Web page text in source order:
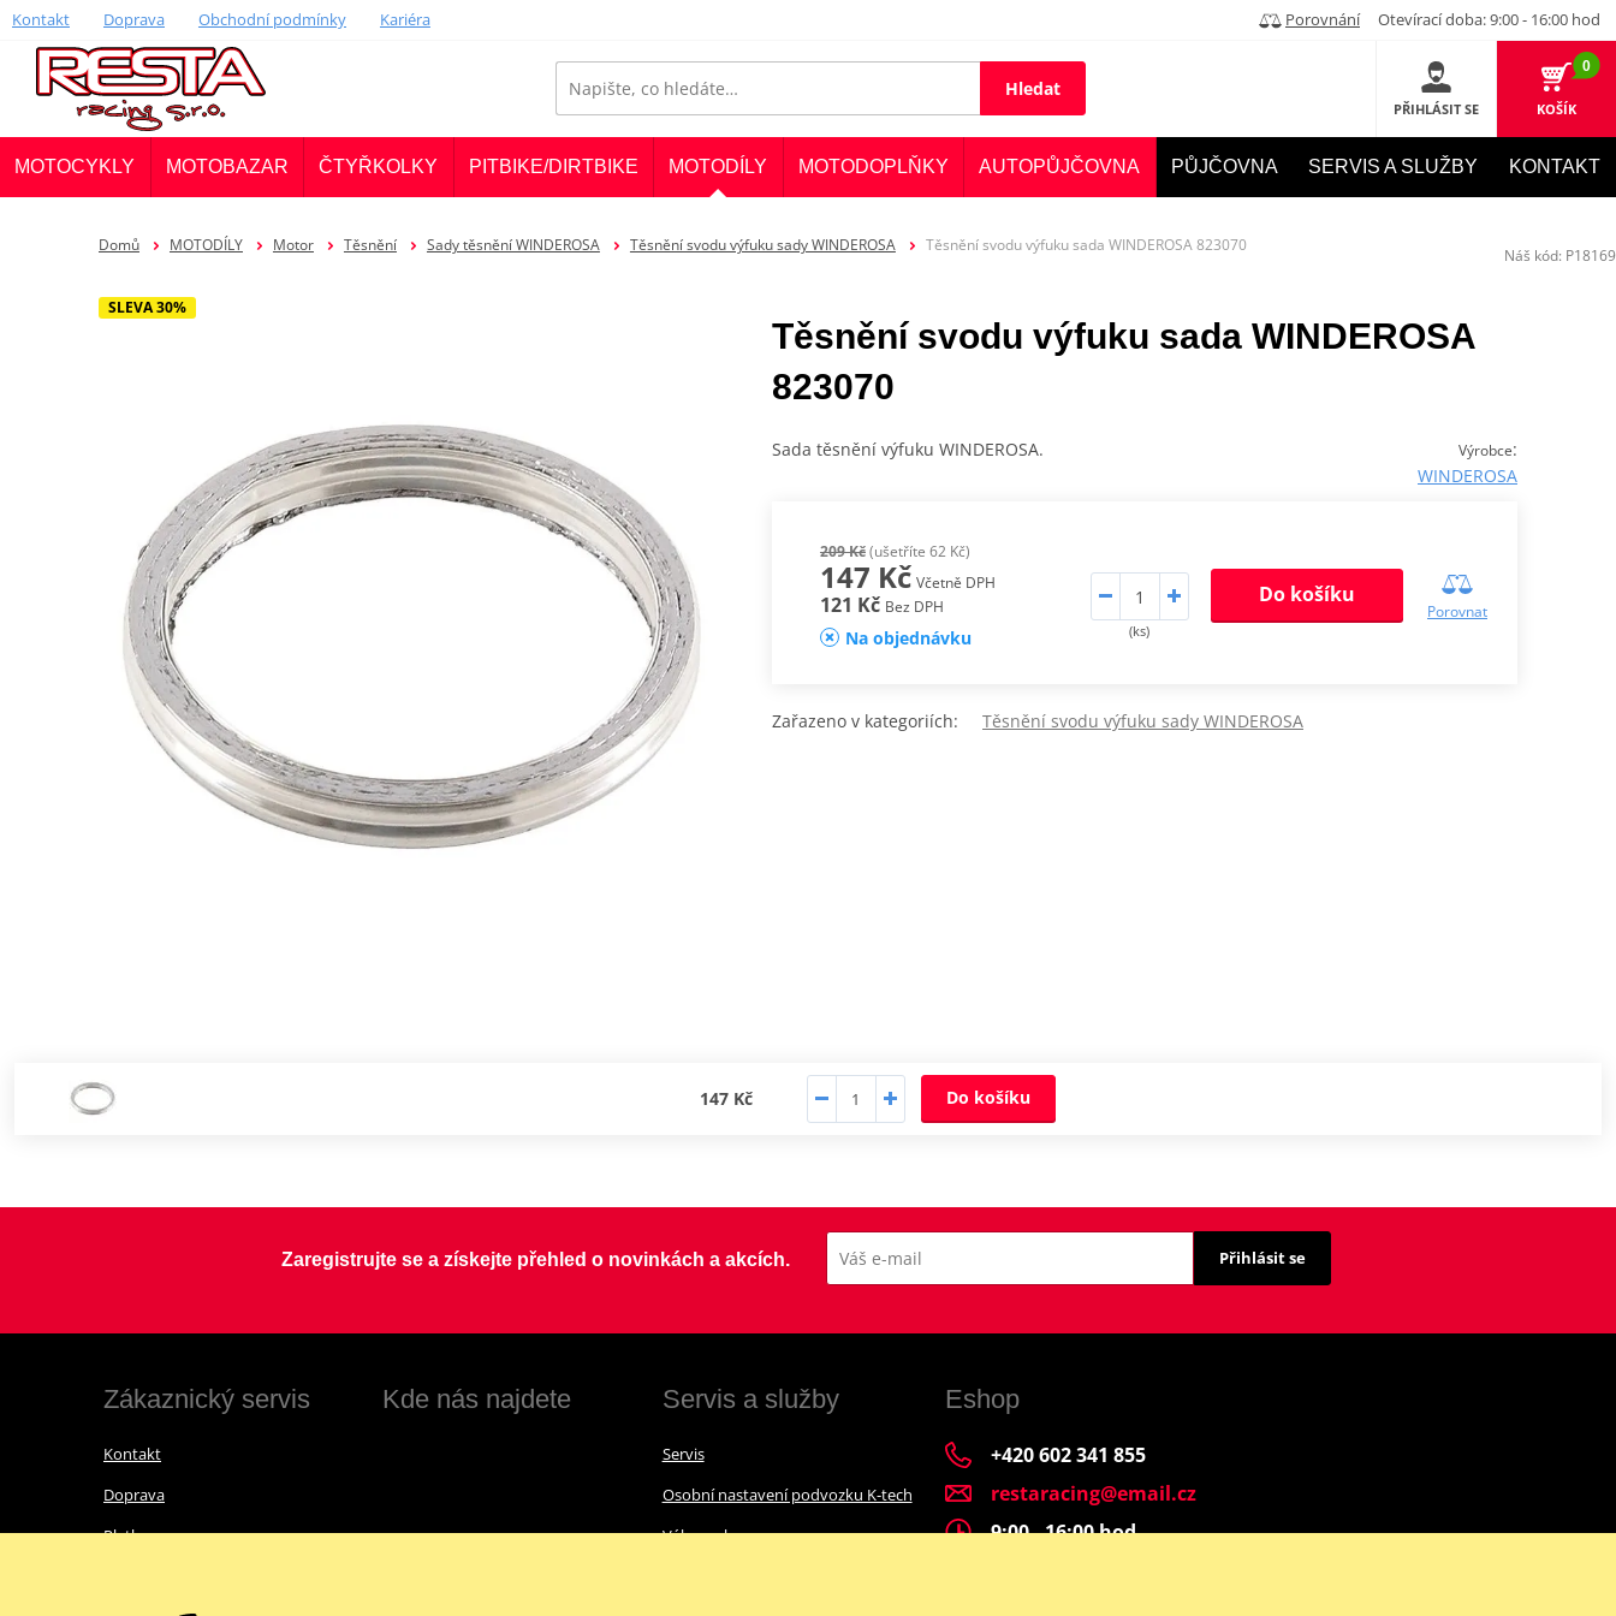
Kontakt Doprava Obchodní podmínky Kariéra Porovnání Otevírací doba: 9:00 - 16:00 hod
Hledat
PŘIHLÁSIT SE
0
KOŠÍK
MOTOCYKLY MOTOBAZAR ČTYŘKOLKY PITBIKE/DIRTBIKE MOTODÍLY MOTODOPLŇKY AUTOPŮJČOVNA PŮJČOVNA SERVIS A SLUŽBY KONTAKT
Domů MOTODÍLY Motor Těsnění Sady těsnění WINDEROSA Těsnění svodu výfuku sady WINDEROSA Těsnění svodu výfuku sada WINDEROSA 823070
SLEVA 30%
Těsnění svodu výfuku sada WINDEROSA
823070
Výrobce:
WINDEROSA
Sada těsnění výfuku WINDEROSA.
209 Kč(ušetříte 62 Kč)
147 Kč Včetně DPH
121 Kč Bez DPH
Na objednávku (ks)
Do košíku
Porovnat
Zařazeno v kategoriích: Těsnění svodu výfuku sady WINDEROSA
147 Kč Do košíku
Náš kód: P18169
Zaregistrujte se a získejte přehled o novinkách a akcích. Přihlásit se
Zákaznický servis
Kontakt
Doprava
Platba
Kde nás najdete Servis a služby
Servis
Osobní nastavení podvozku K-tech
Výkup a bazar
Eshop
+420 602 341 855
restaracing@email.cz
9:00 - 16:00 hod.